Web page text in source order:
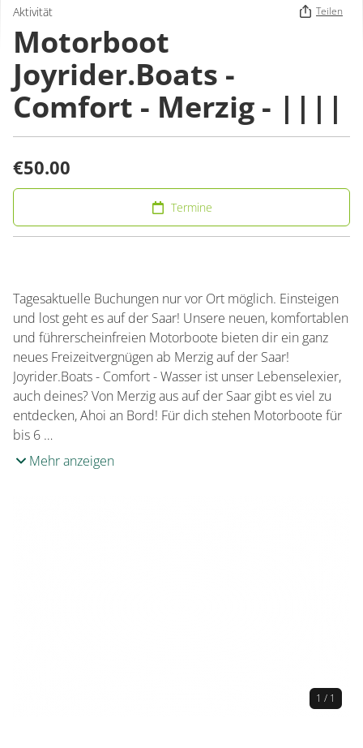
Aktivität Teilen
Motorboot
Joyrider.Boats -
Comfort - Merzig - ||||
€50.00
Termine
Tagesaktuelle Buchungen nur vor Ort möglich. Einsteigen
und lost geht es auf der Saar! Unsere neuen, komfortablen
und führerscheinfreien Motorboote bieten dir ein ganz
neues Freizeitvergnügen ab Merzig auf der Saar!
Joyrider.Boats - Comfort - Wasser ist unser Lebenselexier,
auch deines? Von Merzig aus auf der Saar gibt es viel zu
entdecken, Ahoi an Bord! Für dich stehen Motorboote für
bis 6 …
Mehr anzeigen
1 / 1